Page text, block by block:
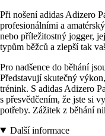
Při nošení adidas Adizero
profesionálními a
nebo příležitostný jogger,
typům běžců a zlepší tak
Pro nadšence do běhání
Představují skutečný
trénink. S adidas Adizero
s přesvědčením, že jste si
potřeby. Zážitek z běhání
Další informace